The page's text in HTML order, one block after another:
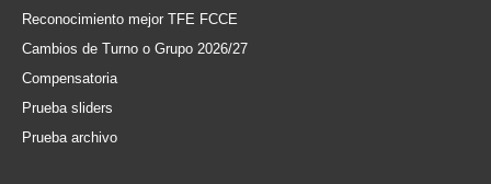
Reconocimiento mejor TFE FCCE
Cambios de Turno o Grupo 2026/27
Compensatoria
Prueba sliders
Prueba archivo